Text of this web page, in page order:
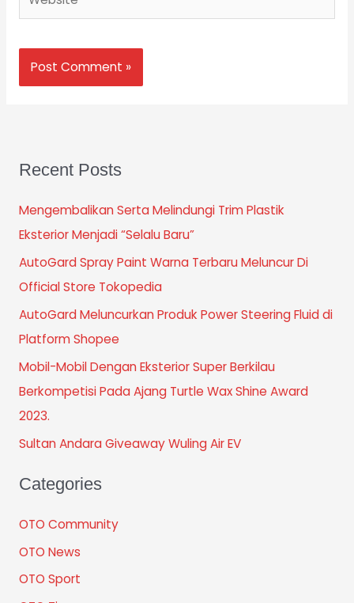
Recent Posts
Mengembalikan Serta Melindungi Trim Plastik
Eksterior Menjadi “Selalu Baru”
AutoGard Spray Paint Warna Terbaru Meluncur Di
Official Store Tokopedia
AutoGard Meluncurkan Produk Power Steering Fluid di
Platform Shopee
Mobil-Mobil Dengan Eksterior Super Berkilau
Berkompetisi Pada Ajang Turtle Wax Shine Award
2023.
Sultan Andara Giveaway Wuling Air EV
Categories
OTO Community
OTO News
OTO Sport